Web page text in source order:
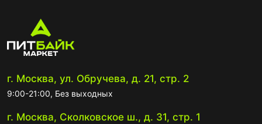
г. Москва, ул. Обручева, д. 21, стр. 2
9:00-21:00, Без выходных
г. Москва, Сколковское ш., д. 31, стр. 1